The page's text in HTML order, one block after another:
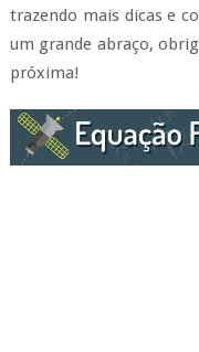
trazendo mais dicas e
um grande abraço,
próxima!